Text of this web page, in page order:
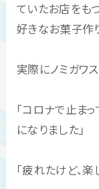
ていたお店をも
好きなお菓子作
実際にノミガワ
「コロナで止ま
になりました」
「疲れたけど、